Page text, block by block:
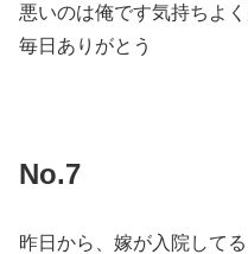
悪いのは俺です気持ちよ
毎日ありがとう
No.7
昨日から、嫁が入院してる